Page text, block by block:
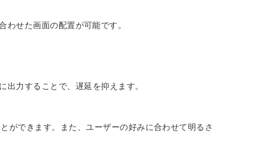
せた画面の配置が可能です。
出力することで、遅延を抑えます。
ができます。また、ユーザーの好みに合わせて明るさ